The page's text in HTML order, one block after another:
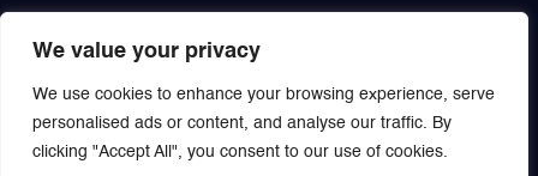
We value your privacy
We use cookies to enhance your browsing experience, serve
personalised ads or content, and analyse our traffic. By
clicking "Accept All", you consent to our use of cookies.